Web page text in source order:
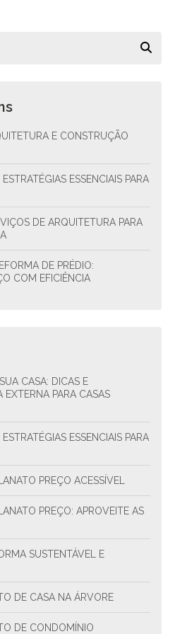
COM EFICIÊNCIA
EXTERNA PARA CASAS
PREÇO ACESSÍVEL
DE CASA NA ÁRVORE